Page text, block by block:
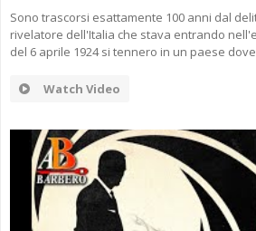
Sono trascorsi esattamente 100 anni dal
rivelatore dell'Italia che stava entrando
del 6 aprile 1924 si tennero in un paese
Watch Video